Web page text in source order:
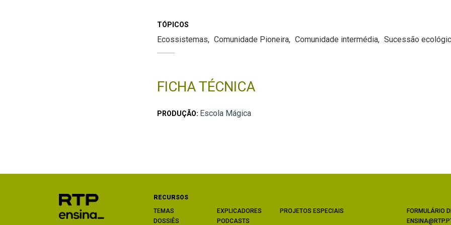
TÓPICOS
Ecossistemas Comunidade Pioneira Comunidade intermédia Sucessão
FICHA TÉCNICA
PRODUÇÃO: Escola Mágica
RECURSOS
TEMAS
DOSSIÊS
EXPLICADORES
PODCASTS
PROJETOS ESPECIAIS
FORMULÁRIO